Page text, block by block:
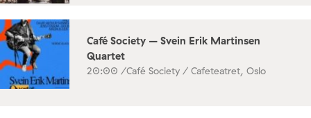
Café Society – Svein Erik Martinsen
Quartet
20:00 /Café Society / Cafeteatret, Oslo